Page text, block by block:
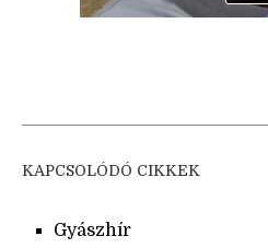
KAPCSOLÓDÓ CIKKEK
Gyászhír